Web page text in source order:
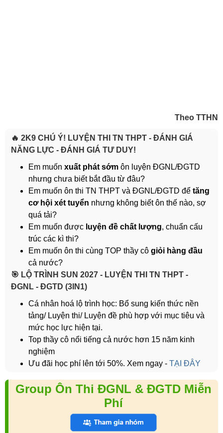
Theo TTHN
🔥 2K9 CHÚ Ý! LUYỆN THI TN THPT - ĐÁNH GIÁ
NĂNG LỰC - ĐÁNH GIÁ TƯ DUY!
Em muốn xuất phát sớm ôn luyện ĐGNL/ĐGTD
nhưng chưa biết bắt đầu từ đâu?
Em muốn ôn thi TN THPT và ĐGNL/ĐGTD để tăng
cơ hội xét tuyển nhưng không biết ôn thế nào, sợ
quá tải?
Em muốn được luyện đề chất lượng, chuẩn cấu
trúc các kì thi?
Em muốn ôn thi cùng TOP thầy cô giỏi hàng đầu
cả nước?
️🎯 LỘ TRÌNH SUN 2027 - LUYỆN THI TN THPT -
ĐGNL - ĐGTD (3IN1)
Cá nhân hoá lộ trình học: Bổ sung kiến thức nền
tảng/ Luyện thi/ Luyện đề phù hợp với mục tiêu và
mức học lực hiện tại.
Top thầy cô nổi tiếng cả nước hơn 15 năm kinh
nghiệm
Ưu đãi học phí lên tới 50%. Xem ngay - TẠI ĐÂY
Group Ôn Thi ĐGNL & ĐGTD Miễn
Phí